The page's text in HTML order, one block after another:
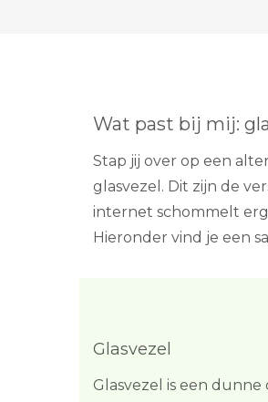
Wat past bij mij:
Stap jij over op een
glasvezel. Dit zijn de
internet schommelt
Hieronder vind je een
Glasvezel
Glasvezel is een dunne